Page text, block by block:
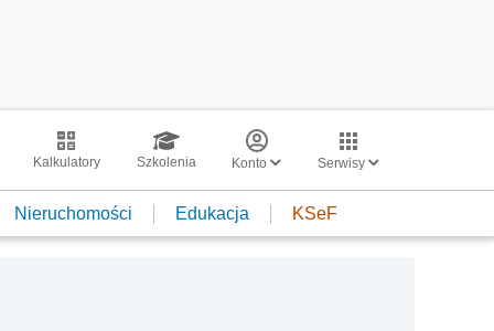
Kalkulatory Szkolenia Konto Serwisy
Nieruchomości Edukacja KSeF